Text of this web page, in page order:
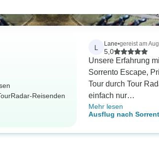
Reisenden
L Lane•gereist am
5,0
Unsere Erfahrung
Sorrento Escape,
Tour durch Tour
einfach nur
außergewöhnlich.
Anfang an hat
Mehr lesen
Ausflug nach